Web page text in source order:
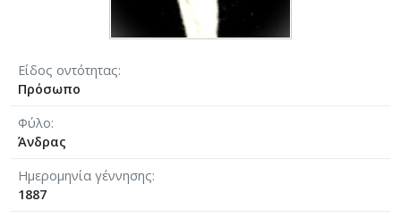
Είδος οντότητας
Πρόσωπο
Φύλο
Άνδρας
Ημερομηνία γέννησης
1887